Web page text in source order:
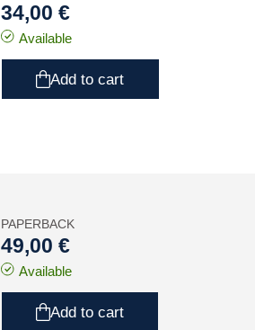
34,00 €
Available
Add to cart
PAPERBACK
49,00 €
Available
Add to cart